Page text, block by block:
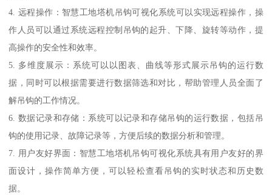
4. 远程操作：智慧工地塔机吊钩可视化系统可以实现远程操作，操
作人员可以通过系统远程控制吊钩的起升、下降、旋转等动作，提
高操作的安全性和效率。
5. 多维度展示：系统可以以图表、曲线等形式展示吊钩的运行数
据，同时可以根据需要进行数据筛选和对比，帮助管理人员全面了
解吊钩的工作情况。
6. 数据记录和存储：系统可以记录和存储吊钩的运行数据，包括吊
钩的使用记录、故障记录等，方便后续的数据分析和管理。
7. 用户友好界面：智慧工地塔机吊钩可视化系统具有用户友好的界
面设计，操作简单方便，可以轻松查看吊钩的实时状态和历史数
据。